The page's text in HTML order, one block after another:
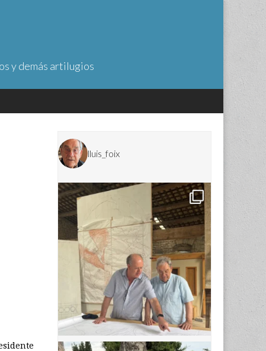
y demás artilugios
lluis_foix